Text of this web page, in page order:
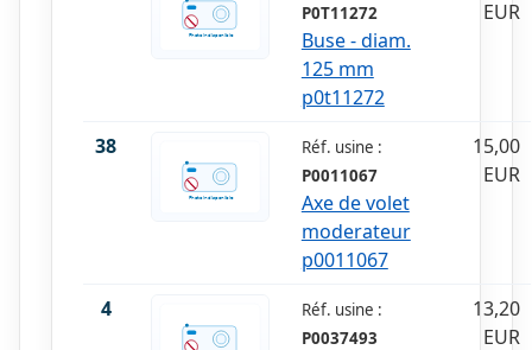
P0T11272
Buse - diam.
125 mm
p0t11272
EUR
38
Réf. usine :
P0011067
Axe de volet
moderateur
p0011067
15,00
EUR
4
Réf. usine :
P0037493
13,20
EUR